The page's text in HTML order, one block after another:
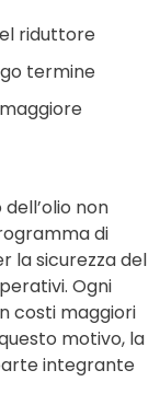
riduttore
termine
non
di
la sicurezza del
Ogni
costi maggiori
motivo, la
integrante